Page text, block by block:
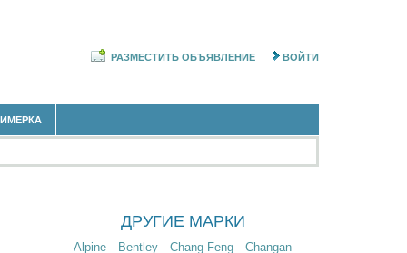
РАЗМЕСТИТЬ ОБЪЯВЛЕНИЕ ВОЙТИ
ДРУГИЕ МАРКИ
Alpine Bentley Chang Feng Changan